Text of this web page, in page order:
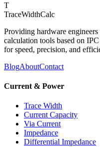
T
TraceWidthCalc
Providing hardware
calculation tools based on
for speed, precision, and
BlogAboutContact
Current & Power
Trace Width
Current Capacity
Via Current
Impedance
Differential Impedance